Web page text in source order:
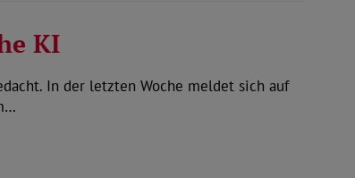
KI
In der letzten Woche meldet sich auf